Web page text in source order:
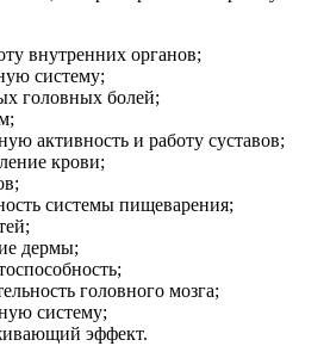
внутренних органов;
систему;
головных болей;
активность и работу суставов;
крови;
системы пищеварения;
дермы;
головного мозга;
систему;
эффект.